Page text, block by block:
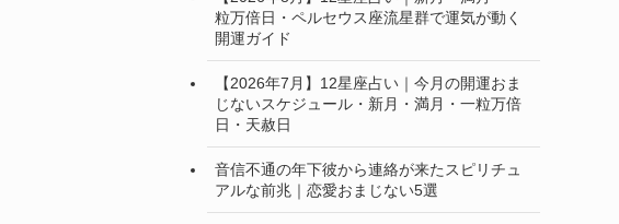
粒万倍日・ペルセウス座流星群で運気が動く
開運ガイド
【2026年7月】12星座占い｜今月の開運おま
じないスケジュール・新月・満月・一粒万倍
日・天赦日
音信不通の年下彼から連絡が来たスピリチュ
アルな前兆｜恋愛おまじない5選